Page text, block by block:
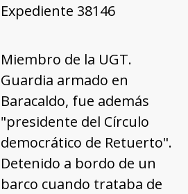
Expediente 38146
Miembro de la UGT.
Guardia armado en
Baracaldo, fue además
"presidente del Círculo
democrático de Retuerto".
Detenido a bordo de un
barco cuando trataba de